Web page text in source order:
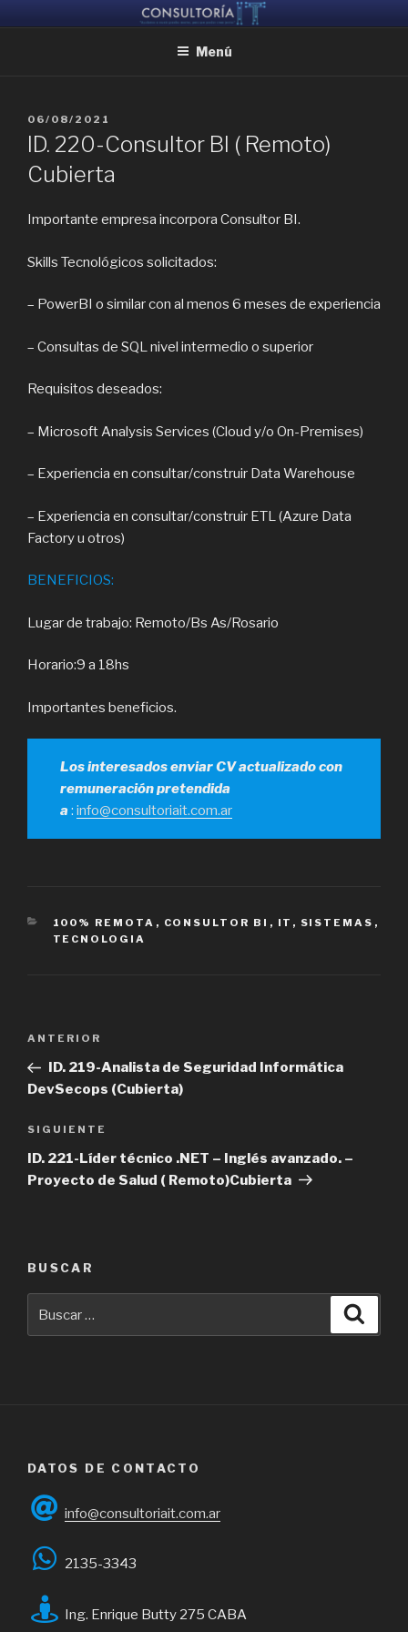
al
CONSULTORIA IT
Ayudamos a reunir grandes mentes, para que puedan crear juntas
Menú
PUBLICADO
EL
06/08/2021
ID. 220-Consultor BI ( Remoto)
Cubierta
Importante empresa incorpora Consultor BI.
Skills Tecnológicos solicitados:
– PowerBI o similar con al menos 6 meses de experiencia
– Consultas de SQL nivel intermedio o superior
Requisitos deseados:
– Microsoft Analysis Services (Cloud y/o On-Premises)
– Experiencia en consultar/construir Data Warehouse
– Experiencia en consultar/construir ETL (Azure Data
Factory u otros)
BENEFICIOS:
Lugar de trabajo: Remoto/Bs As/Rosario
Horario:9 a 18hs
Importantes beneficios.
Los interesados enviar CV actualizado con
remuneración pretendida
a: info@consultoriait.com.ar
CATEGORÍAS
100% REMOTA , CONSULTOR BI , IT , SISTEMAS ,
TECNOLOGIA
entradas
Entrada
anterior
ANTERIOR
ID. 219-Analista de Seguridad Informática
DevSecops (Cubierta)
Siguiente
entrada
SIGUIENTE
ID. 221-Líder técnico .NET – Inglés avanzado. –
Proyecto de Salud ( Remoto)Cubierta
BUSCAR
por:
DATOS DE CONTACTO
info@consultoriait.com.ar
2135-3343
Ing. Enrique Butty 275 CABA